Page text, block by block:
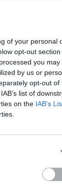
of your personal
opt-out section
you may
by us or
opt-out of
list of
on the IAB’s
–